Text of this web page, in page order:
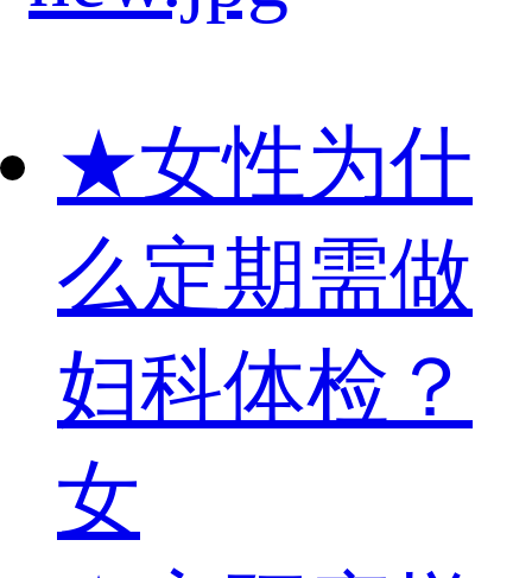
★女性为什
么定期需做
妇科体检？
女